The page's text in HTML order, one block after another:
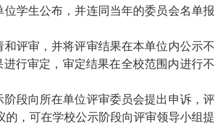
学生公布，并连同当年的委员会名单报
评审，并将评审结果在本单位内公示不
行审定，审定结果在全校范围内进行不
段向所在单位评审委员会提出申诉，评
，可在学校公示阶段向评审领导小组提